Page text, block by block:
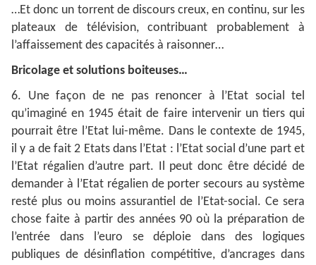
…Et donc un torrent de discours creux, en continu, sur les
plateaux de télévision, contribuant probablement à
l’affaissement des capacités à raisonner…
Bricolage et solutions boiteuses…
6. Une façon de ne pas renoncer à l’Etat social tel
qu’imaginé en 1945 était de faire intervenir un tiers qui
pourrait être l’Etat lui-même. Dans le contexte de 1945,
il y a de fait 2 Etats dans l’Etat : l’Etat social d’une part et
l’Etat régalien d’autre part. Il peut donc être décidé de
demander à l’Etat régalien de porter secours au système
resté plus ou moins assurantiel de l’Etat-social. Ce sera
chose faite à partir des années 90 où la préparation de
l’entrée dans l’euro se déploie dans des logiques
publiques de désinflation compétitive, d’ancrages dans